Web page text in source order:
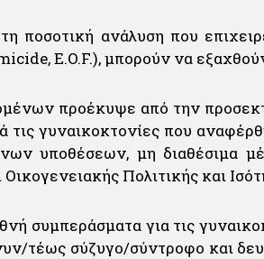
ποσοτική ανάλυση που
E.O.F.), μπορούν να
προέκυψε από την
γυναικοκτονίες που
υποθέσεων, μη διαθέσιμα
Πολιτικής και
συμπεράσματα για τις
τέως σύζυγο/σύντροφο και